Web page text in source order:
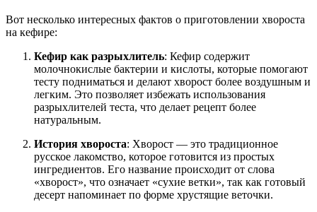
Вот несколько интересных фактов о приготовлении хвороста
на кефире:
Кефир как разрыхлитель: Кефир содержит
молочнокислые бактерии и кислоты, которые помогают
тесту подниматься и делают хворост более воздушным и
легким. Это позволяет избежать использования
разрыхлителей теста, что делает рецепт более
натуральным.
История хвороста: Хворост — это традиционное
русское лакомство, которое готовится из простых
ингредиентов. Его название происходит от слова
«хворост», что означает «сухие ветки», так как готовый
десерт напоминает по форме хрустящие веточки.